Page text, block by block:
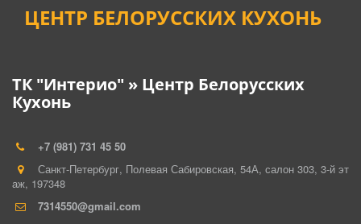
ЦЕНТР БЕЛОРУССКИХ КУХОНЬ
ТК "Интерио" » Центр Белорусских
Кухонь
+7 (981) 731 45 50
Санкт-Петербург, Полевая Сабировская, 54А, салон 303, 3-й эт
аж, 197348
7314550@gmail.com